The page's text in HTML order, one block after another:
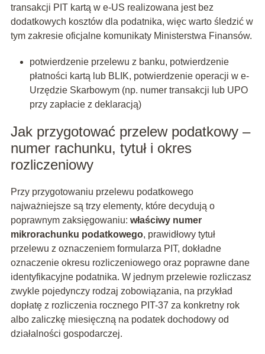
transakcji PIT kartą w e-US realizowana jest bez
dodatkowych kosztów dla podatnika, więc warto śledzić w
tym zakresie oficjalne komunikaty Ministerstwa Finansów.
potwierdzenie przelewu z banku, potwierdzenie
płatności kartą lub BLIK, potwierdzenie operacji w e-
Urzędzie Skarbowym (np. numer transakcji lub UPO
przy zapłacie z deklaracją)
Jak przygotować przelew podatkowy –
numer rachunku, tytuł i okres
rozliczeniowy
Przy przygotowaniu przelewu podatkowego
najważniejsze są trzy elementy, które decydują o
poprawnym zaksięgowaniu: właściwy numer
mikrorachunku podatkowego, prawidłowy tytuł
przelewu z oznaczeniem formularza PIT, dokładne
oznaczenie okresu rozliczeniowego oraz poprawne dane
identyfikacyjne podatnika. W jednym przelewie rozliczasz
zwykle pojedynczy rodzaj zobowiązania, na przykład
dopłatę z rozliczenia rocznego PIT-37 za konkretny rok
albo zaliczkę miesięczną na podatek dochodowy od
działalności gospodarczej.